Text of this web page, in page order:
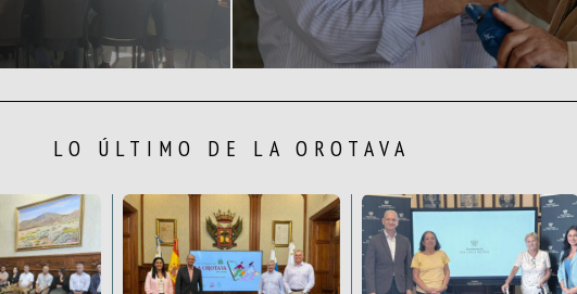
LO ÚLTIMO DE LA OROTAVA